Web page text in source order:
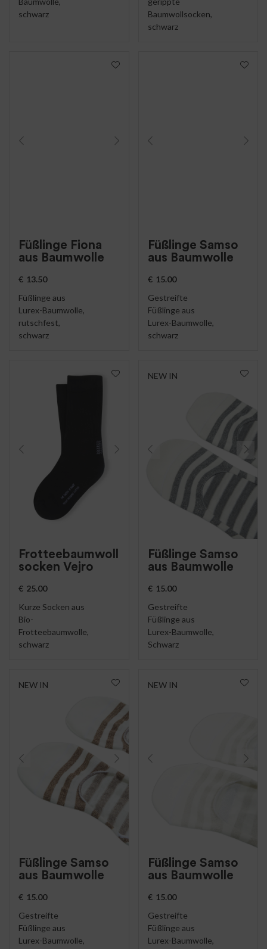
schwarz
Baumwollsocken,
schwarz
Füßlinge Fiona
aus Baumwolle
€ 13.50
Füßlinge aus
Lurex-Baumwolle,
rutschfest,
schwarz
Füßlinge Samso
aus Baumwolle
€ 15.00
Gestreifte
Füßlinge aus
Lurex-Baumwolle,
schwarz
Frotteebaumwoll
socken Vejro
€ 25.00
Kurze Socken aus
Bio-
Frotteebaumwolle,
schwarz
NEW IN
Füßlinge Samso
aus Baumwolle
€ 15.00
Gestreifte
Füßlinge aus
Lurex-Baumwolle,
Schwarz
NEW IN
Füßlinge Samso
aus Baumwolle
€ 15.00
Gestreifte
Füßlinge aus
Lurex-Baumwolle,
NEW IN
Füßlinge Samso
aus Baumwolle
€ 15.00
Gestreifte
Füßlinge aus
Lurex-Baumwolle,